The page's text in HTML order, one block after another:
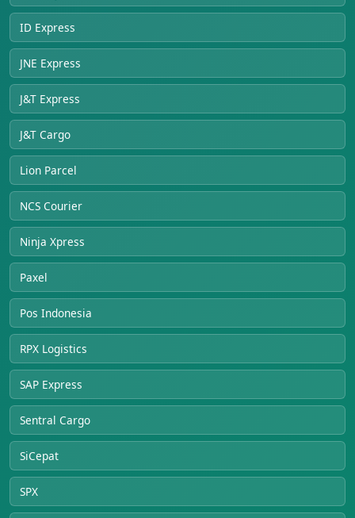
ID Express
JNE Express
J&T Express
J&T Cargo
Lion Parcel
NCS Courier
Ninja Xpress
Paxel
Pos Indonesia
RPX Logistics
SAP Express
Sentral Cargo
SiCepat
SPX